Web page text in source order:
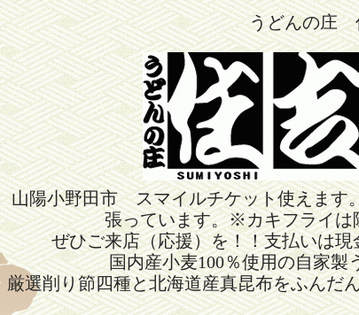
うどんの庄
陽小野田市 スマイルチケット使えます
張っています。※カキフライは
ぜひご来店（応援）を！！支払いは現
国内産小麦100％使用の自家製
厳選削り節四種と北海道産真昆布をふんだ